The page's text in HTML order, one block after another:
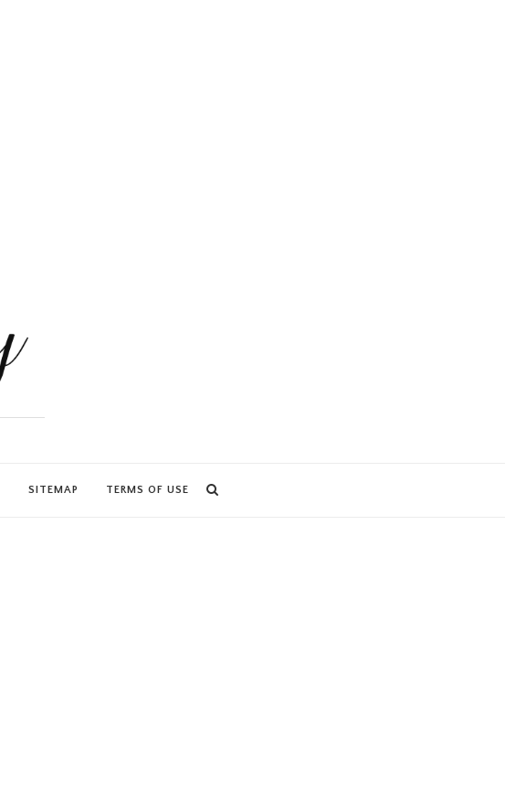
SITEMAP TERMS OF USE